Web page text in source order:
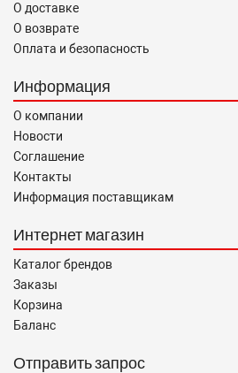
О доставке
О возврате
Оплата и безопасность
Информация
О компании
Новости
Соглашение
Контакты
Информация поставщикам
Интернет магазин
Каталог брендов
Заказы
Корзина
Баланс
Отправить запрос